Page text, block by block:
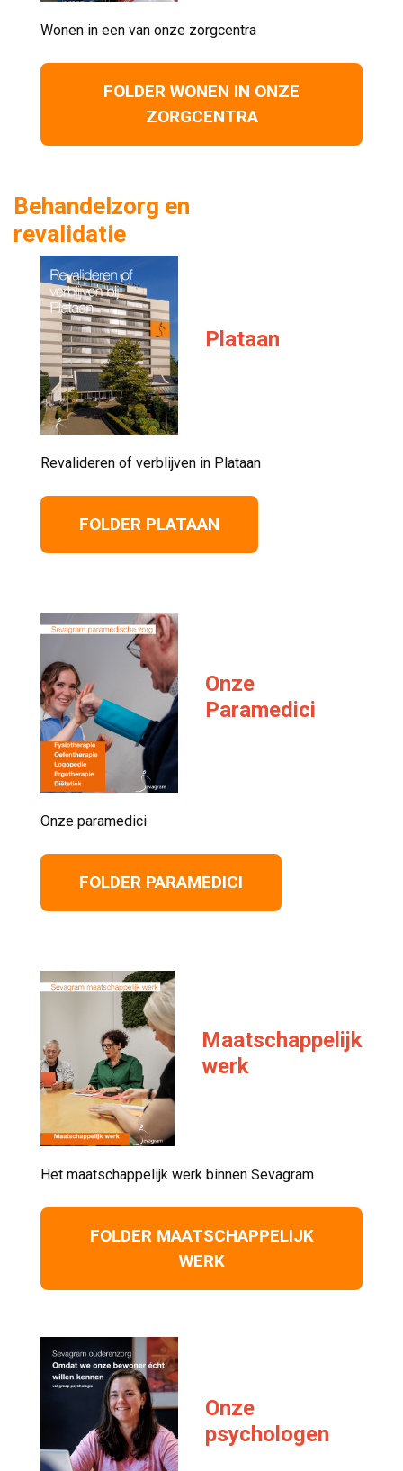
Wonen in een van onze zorgcentra
FOLDER WONEN IN ONZE
ZORGCENTRA
Behandelzorg en
revalidatie
Plataan
Revalideren of verblijven in Plataan
FOLDER PLATAAN
Onze
Paramedici
Onze paramedici
FOLDER PARAMEDICI
Maatschappelijk
werk
Het maatschappelijk werk binnen Sevagram
FOLDER MAATSCHAPPELIJK
WERK
Onze
psychologen